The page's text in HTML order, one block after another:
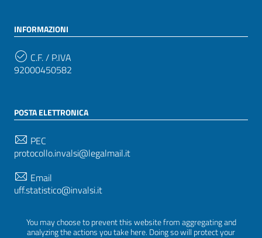
You may choose to prevent this website from aggregating and
analyzing the actions you take here. Doing so will protect your
INFORMAZIONI
C.F. / P.IVA
92000450582
POSTA ELETTRONICA
PEC
protocollo.invalsi@legalmail.it
Email
uff.statistico@invalsi.it
restituzione.dati@invalsi.it